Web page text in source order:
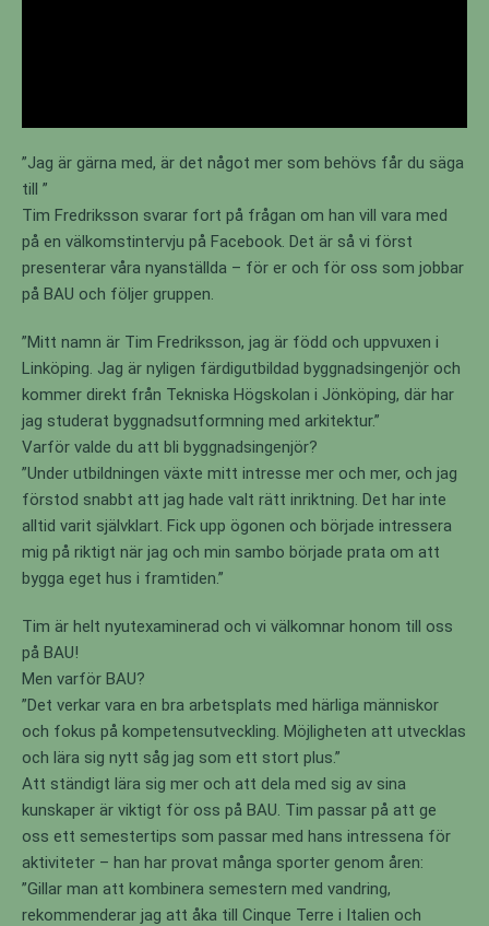
”Jag är gärna med, är det något mer som behövs får du säga
till ”
Tim Fredriksson svarar fort på frågan om han vill vara med
på en välkomstintervju på Facebook. Det är så vi först
presenterar våra nyanställda – för er och för oss som jobbar
på BAU och följer gruppen.
”Mitt namn är Tim Fredriksson, jag är född och uppvuxen i
Linköping. Jag är nyligen färdigutbildad byggnadsingenjör och
kommer direkt från Tekniska Högskolan i Jönköping, där har
jag studerat byggnadsutformning med arkitektur.”
Varför valde du att bli byggnadsingenjör?
”Under utbildningen växte mitt intresse mer och mer, och jag
förstod snabbt att jag hade valt rätt inriktning. Det har inte
alltid varit självklart. Fick upp ögonen och började intressera
mig på riktigt när jag och min sambo började prata om att
bygga eget hus i framtiden.”
Tim är helt nyutexaminerad och vi välkomnar honom till oss
på BAU!
Men varför BAU?
”Det verkar vara en bra arbetsplats med härliga människor
och fokus på kompetensutveckling. Möjligheten att utvecklas
och lära sig nytt såg jag som ett stort plus.”
Att ständigt lära sig mer och att dela med sig av sina
kunskaper är viktigt för oss på BAU. Tim passar på att ge
oss ett semestertips som passar med hans intressena för
aktiviteter – han har provat många sporter genom åren:
”Gillar man att kombinera semestern med vandring,
rekommenderar jag att åka till Cinque Terre i Italien och